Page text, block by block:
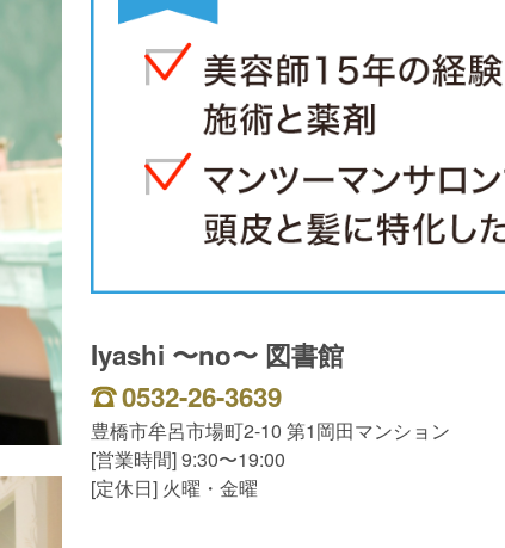
Iyashi 〜no〜 図書館
0532-26-3639
豊橋市牟呂市場町2-10 第1岡田マンション
[営業時間] 9:30〜19:00
[定休日] 火曜・金曜